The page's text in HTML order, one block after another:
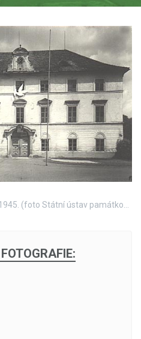
Hlavní průčelí - stav asi po roce 1945. (foto Státní ústav památkové péče a ochrany přírody v Praze, autor Vladimír Hyhlík)